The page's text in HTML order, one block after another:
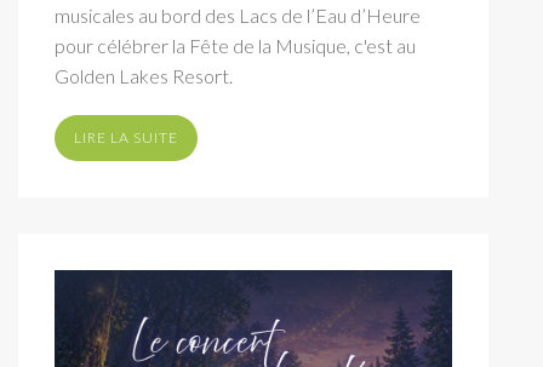
musicales au bord des Lacs de l’Eau d’Heure
pour célébrer la Fête de la Musique, c'est au
Golden Lakes Resort.
LIRE LA SUITE